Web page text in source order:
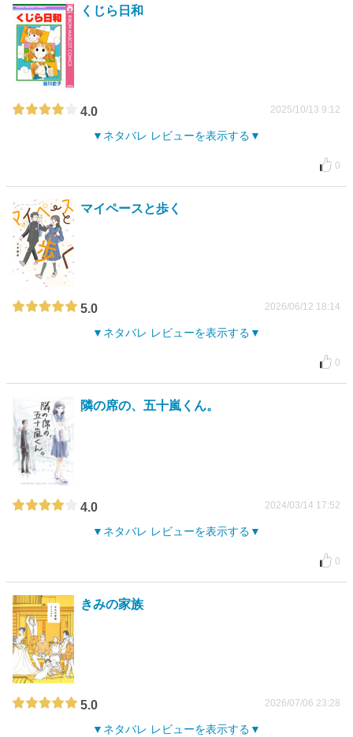
くじら日和
4.0 2025/10/13 9:12
ネタバレ レビューを表示する
0
マイペースと歩く
5.0 2026/06/12 18:14
ネタバレ レビューを表示する
0
隣の席の、五十嵐くん。
4.0 2024/03/14 17:52
ネタバレ レビューを表示する
0
きみの家族
5.0 2026/07/06 23:28
ネタバレ レビューを表示する